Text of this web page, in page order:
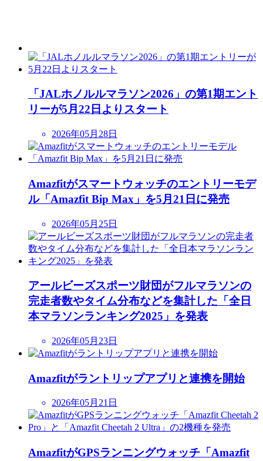
「JALホノルルマラソン2026」の第1期エント
リーが5月22日よりスタート
2026年05月28日
Amazfitがスマートウォッチのエントリーモデ
ル「Amazfit Bip Max」を5月21日に発売
2026年05月25日
アールビーズスポーツ財団がフルマラソンの
完走者数やタイム分布などを集計した「全日
本マラソンランキング2025」を発表
2026年05月23日
Amazfitがラントリップアプリと連携を開始
2026年05月21日
AmazfitがGPSランニングウォッチ「Amazfit